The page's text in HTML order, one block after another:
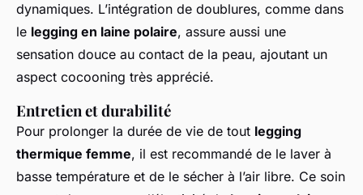
dynamiques. L’intégration de doublures, comme dans
le legging en laine polaire, assure aussi une
sensation douce au contact de la peau, ajoutant un
aspect cocooning très apprécié.
Entretien et durabilité
Pour prolonger la durée de vie de tout legging
thermique femme, il est recommandé de le laver à
basse température et de le sécher à l’air libre. Ce soin